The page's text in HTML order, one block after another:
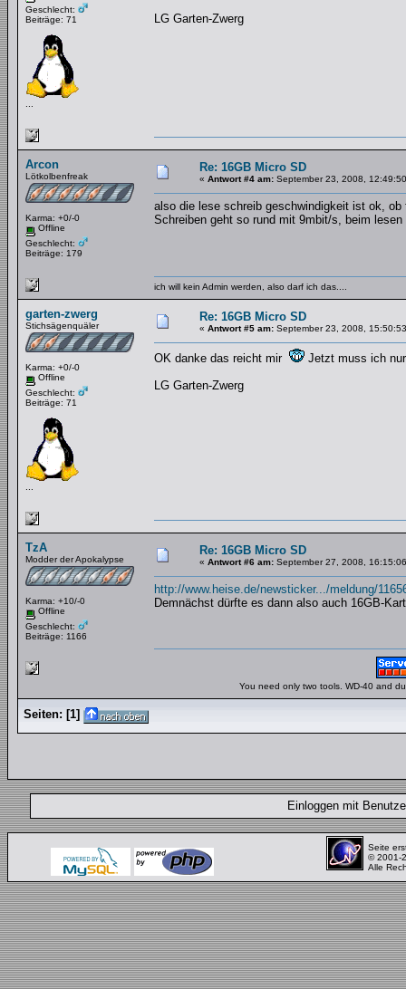
Geschlecht:
Beiträge: 71
LG Garten-Zwerg
Arcon
Lötkolbenfreak
Karma: +0/-0
Offline
Geschlecht:
Beiträge: 179
Re: 16GB Micro SD
« Antwort #4 am: September 23, 2008,
also die lese schreib geschwindigkeit ist ok,
Schreiben geht so rund mit 9mbit/s, beim
ich will kein Admin werden, also darf ich das....
garten-zwerg
Stichsägenquäler
Karma: +0/-0
Offline
Geschlecht:
Beiträge: 71
Re: 16GB Micro SD
« Antwort #5 am: September 23, 2008,
OK danke das reicht mir
Jetzt muss ich
LG Garten-Zwerg
TzA
Modder der Apokalypse
Karma: +10/-0
Offline
Geschlecht:
Beiträge: 1166
Re: 16GB Micro SD
« Antwort #6 am: September 27, 2008,
http://www.heise.de/newsticker.../meldung/
Demnächst dürfte es dann also auch 16GB-
You need only two tools. WD-40 and
Seiten: [1]
Einloggen mit
Seite
© 2001-
Alle